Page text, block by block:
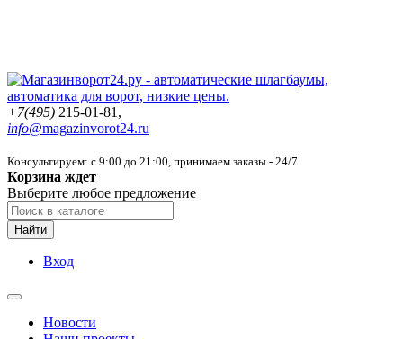
+7(495) 215-01-81,
info@magazinvorot24.ru
Консультируем: с 9:00 до 21:00, принимаем заказы - 24/7
Корзина ждет
Выберите любое предложение
Найти
Вход
Новости